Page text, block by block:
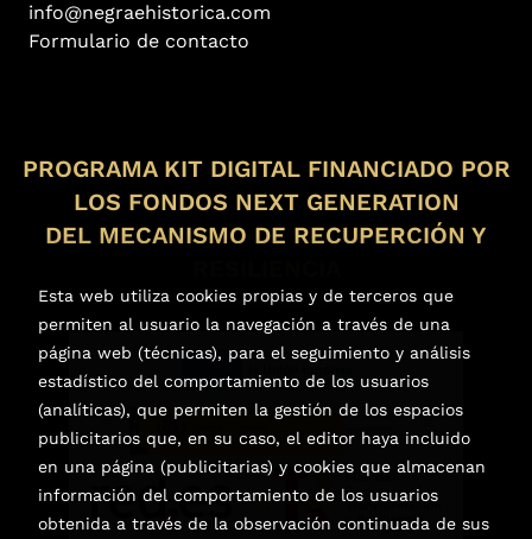
info@negraehistorica.com
Formulario de contacto
PROGRAMA KIT DIGITAL FINANCIADO POR
LOS FONDOS NEXT GENERATION
DEL MECANISMO DE RECUPERCIÓN Y
Esta web utiliza cookies propias y de terceros que
permiten al usuario la navegación a través de una
página web (técnicas), para el seguimiento y análisis
estadístico del comportamiento de los usuarios
(analíticas), que permiten la gestión de los espacios
publicitarios que, en su caso, el editor haya incluido
en una página (publicitarias) y cookies que almacenan
información del comportamiento de los usuarios
obtenida a través de la observación continuada de sus